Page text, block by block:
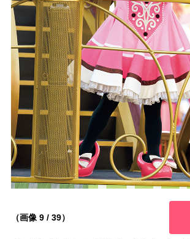
（画像 9 / 39）